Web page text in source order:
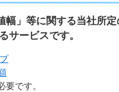
幅」等に関する当社所
サービスです。
です。